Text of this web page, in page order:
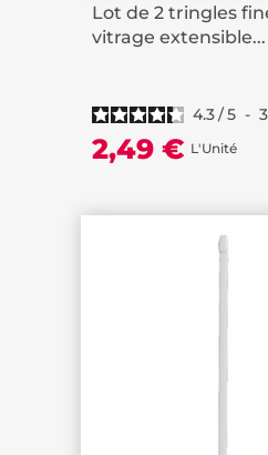
Lot de 2 tringles
vitrage extensible...
4.3/5 - 3
2,49 € L'Unité